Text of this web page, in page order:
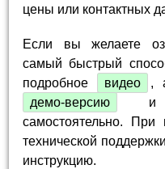
цены или контактных
Если вы желаете
самый быстрый
подробное
видео
,
демо-версию
и
самостоятельно. При
технической
инструкцию.